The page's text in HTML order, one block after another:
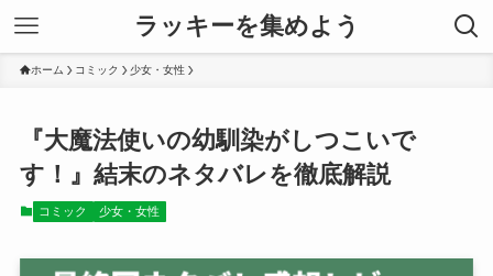
ラッキーを集めよう
ホーム コミック 少女・女性
『大魔法使いの幼馴染がしつこいで
す！』結末のネタバレを徹底解説
コミック 少女・女性